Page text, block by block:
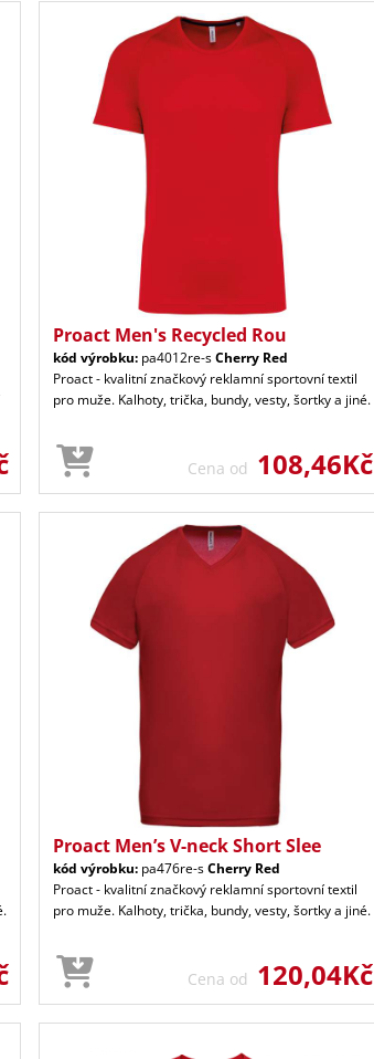
Proact Men's Recycled Rou
kód výrobku: pa4012re-sCherry Red
Proact - kvalitní značkový reklamní sportovní textil
pro muže. Kalhoty, trička, bundy, vesty, šortky a jiné.
Cena od 108,46Kč
Proact Men’s V-neck Short Slee
kód výrobku: pa476re-sCherry Red
Proact - kvalitní značkový reklamní sportovní textil
pro muže. Kalhoty, trička, bundy, vesty, šortky a jiné.
Cena od 120,04Kč